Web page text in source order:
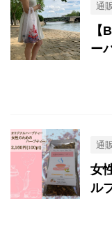
通販
ー
通販
女
ル